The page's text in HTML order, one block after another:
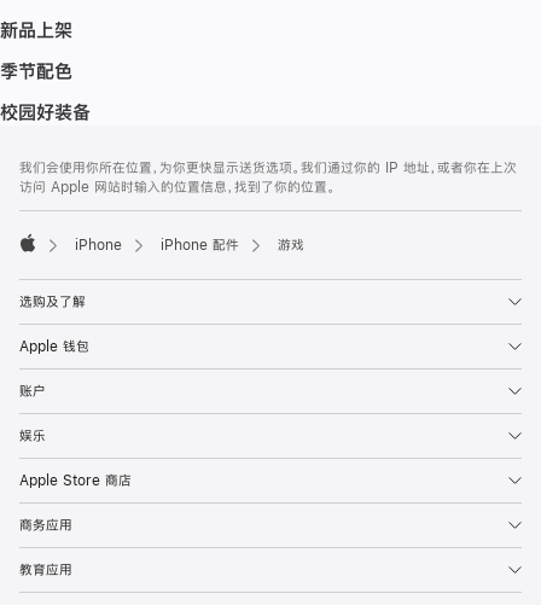
新品上架
季节配色
校园好装备
页
页
脚
注
我们会使用你所在位置，为你更快显示送货选项。我们通过你的 IP 地址，或者你在上次
访问 Apple 网站时输入的位置信息，找到了你的位置。
iPhone iPhone 配件 游戏
选购及了解
Apple 钱包
账户
娱乐
Apple Store 商店
商务应用
教育应用